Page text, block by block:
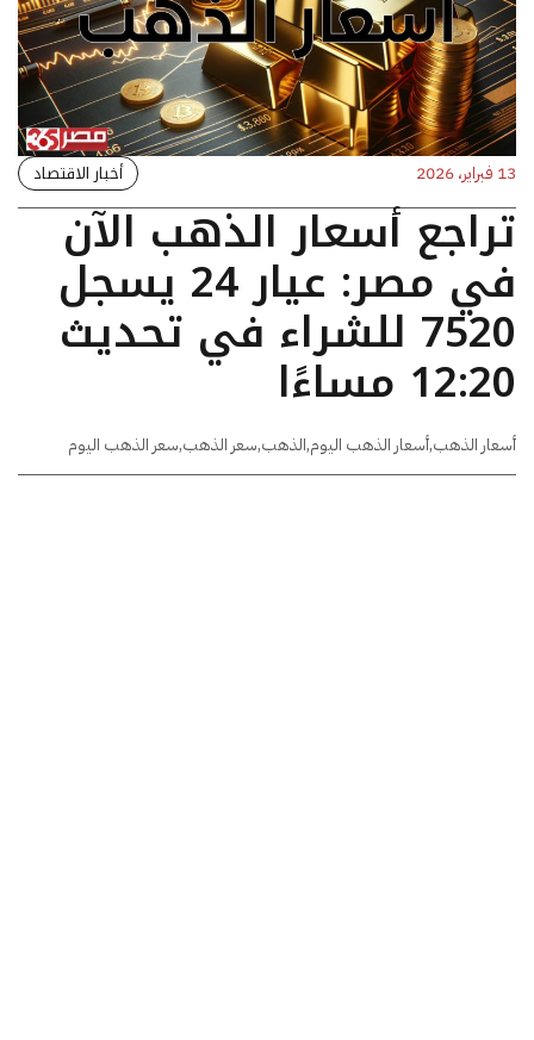
13 فبراير، 2026 أخبار الاقتصاد
تراجع أسعار الذهب الآن
في مصر: عيار 24 يسجل
7520 للشراء في تحديث
12:20 مساءًا
أسعار الذهب,أسعار الذهب اليوم,الذهب,سعر الذهب,سعر الذهب اليوم